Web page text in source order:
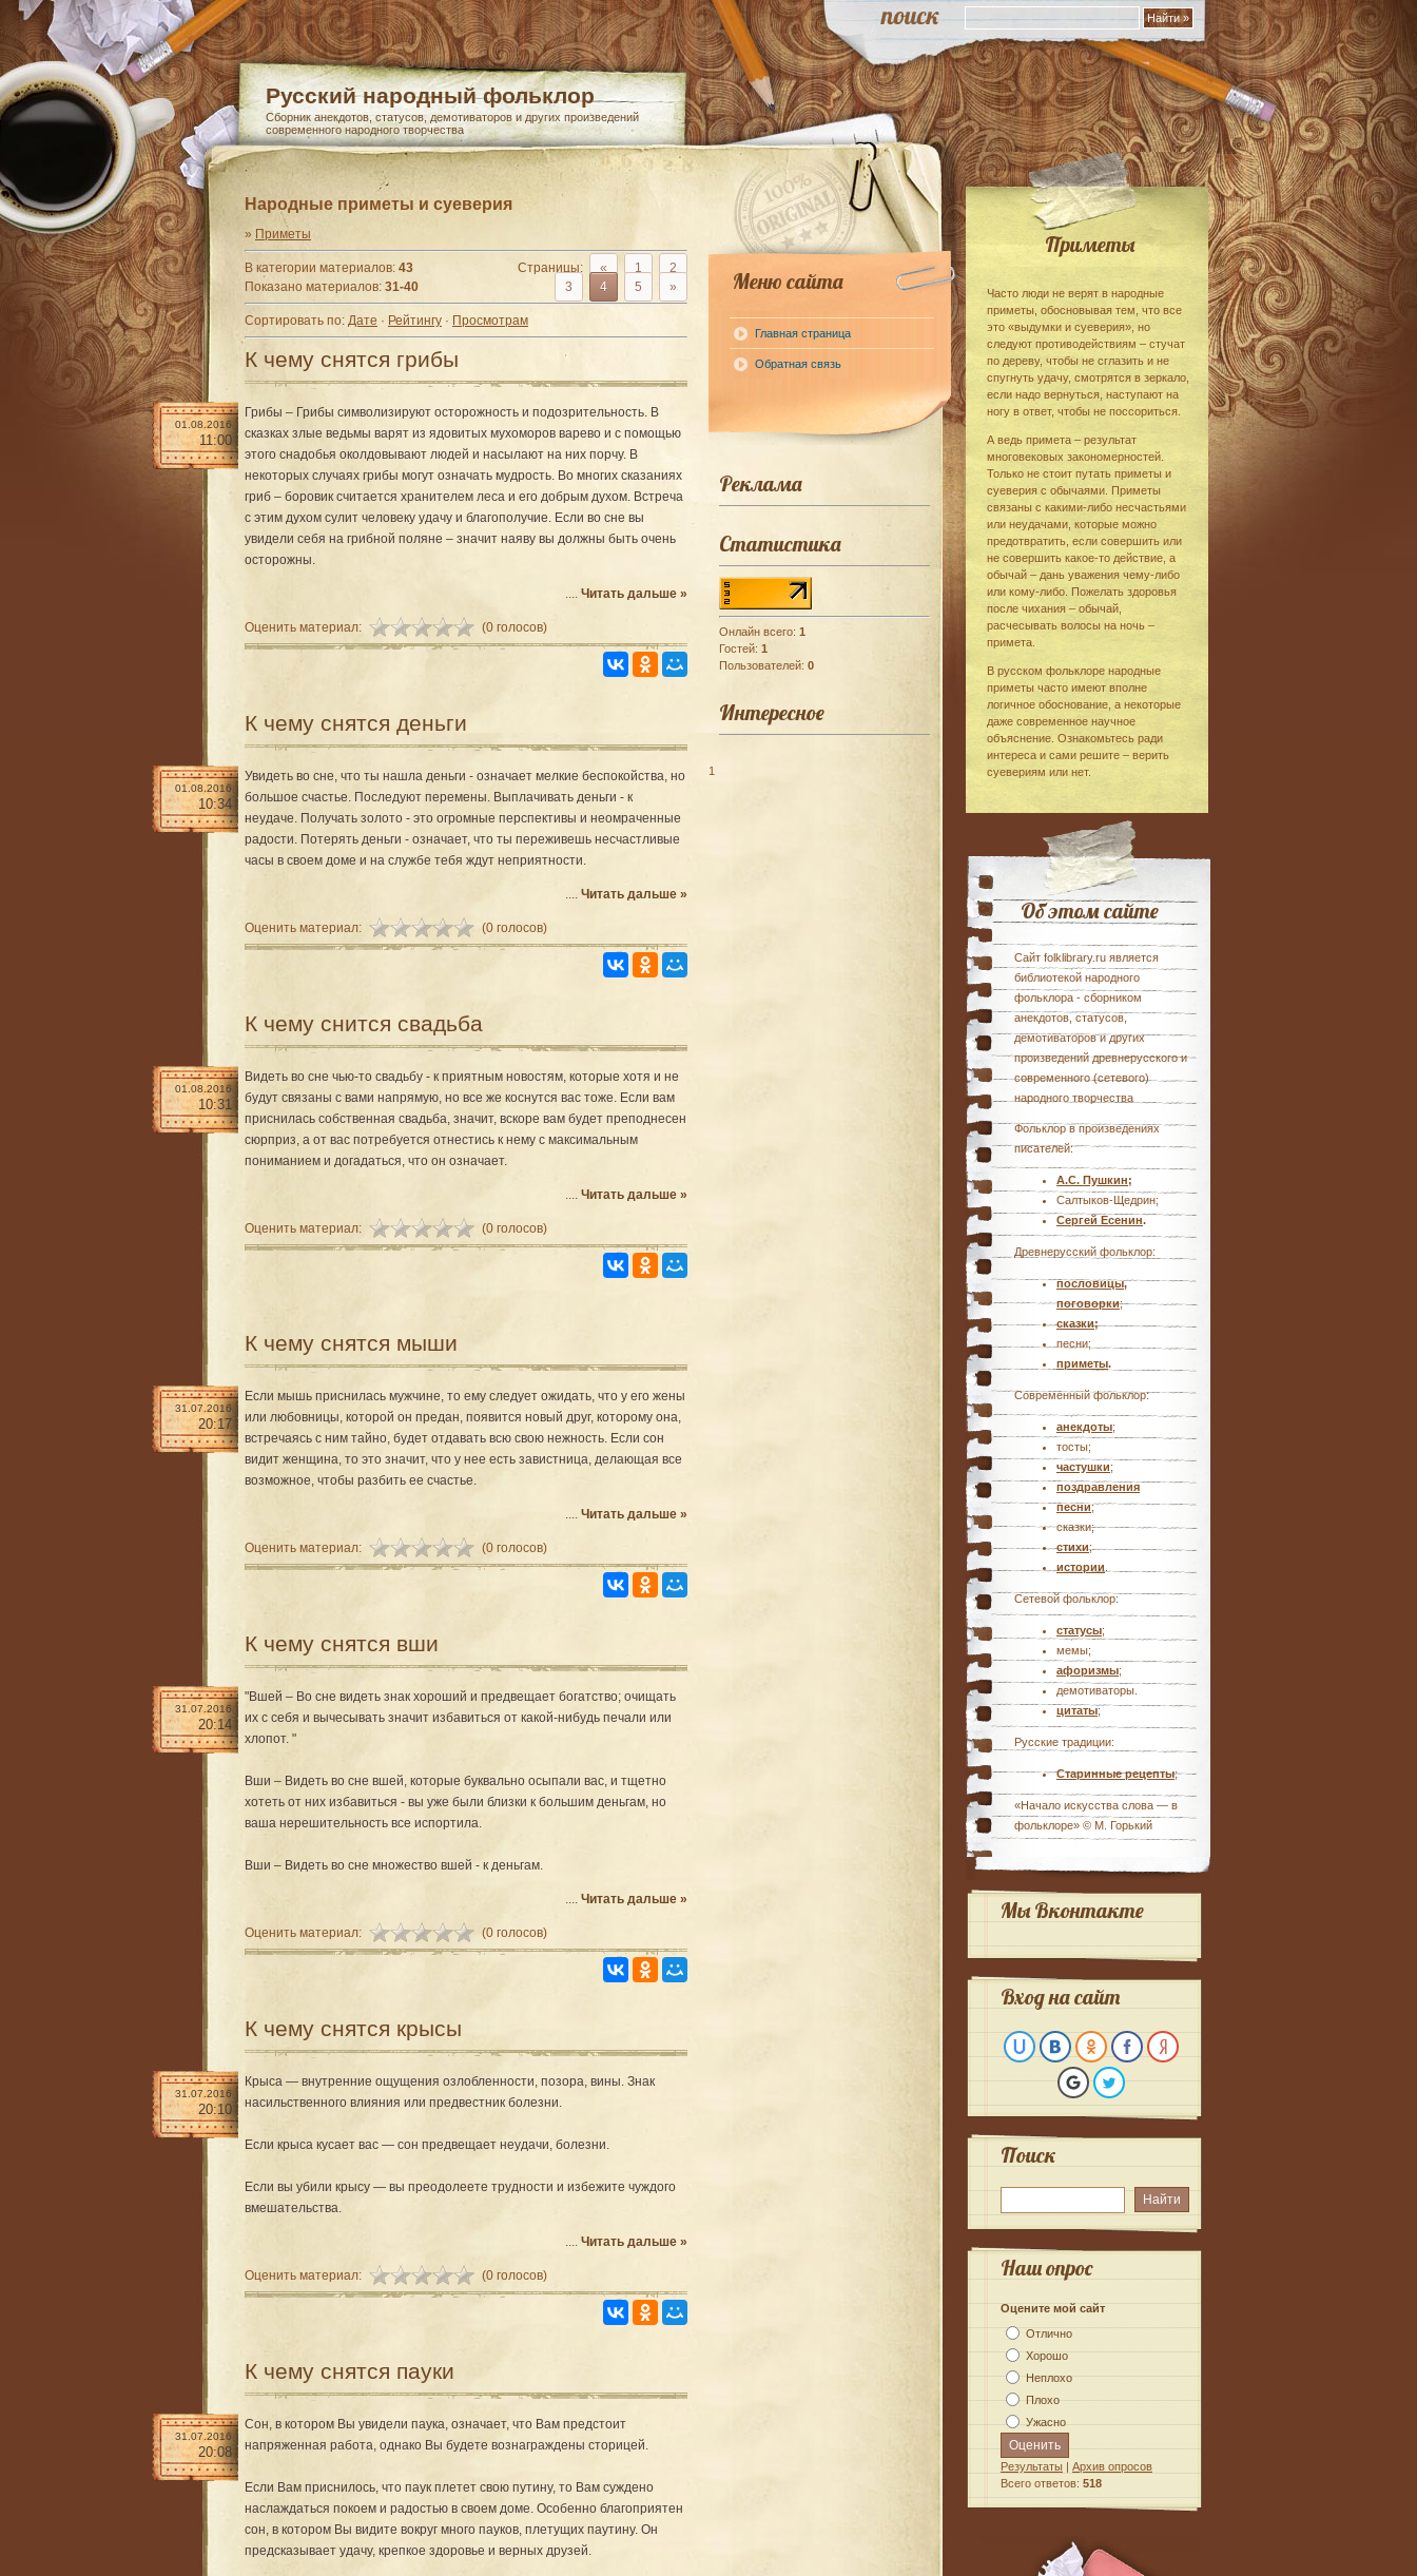
Русский народный фольклор
Сборник анекдотов, статусов, демотиваторов и других произведений
современного народного творчества
Народные приметы и суеверия
» Приметы
В категории материалов: 43
Показано материалов: 31-40
Страницы: « 1
2
3
4 5 »
Сортировать по: Дате · Рейтингу · Просмотрам
К чему снятся грибы
01.08.2016
11:00
Грибы – Грибы символизируют осторожность и подозрительность. В
сказках злые ведьмы варят из ядовитых мухоморов варево и с помощью
этого снадобья околдовывают людей и насылают на них порчу. В
некоторых случаях грибы могут означать мудрость. Во многих сказаниях
гриб – боровик считается хранителем леса и его добрым духом. Встреча
с этим духом сулит человеку удачу и благополучие. Если во сне вы
увидели себя на грибной поляне – значит наяву вы должны быть очень
осторожны.
.... Читать дальше »
Оценить материал: (0 голосов)
К чему снятся деньги
01.08.2016
10:34
Увидеть во сне, что ты нашла деньги - означает мелкие беспокойства, но
большое счастье. Последуют перемены. Выплачивать деньги - к
неудаче. Получать золото - это огромные перспективы и неомраченные
радости. Потерять деньги - означает, что ты переживешь несчастливые
часы в своем доме и на службе тебя ждут неприятности.
.... Читать дальше »
Оценить материал: (0 голосов)
К чему снится свадьба
01.08.2016
10:31
Видеть во сне чью-то свадьбу - к приятным новостям, которые хотя и не
будут связаны с вами напрямую, но все же коснутся вас тоже. Если вам
приснилась собственная свадьба, значит, вскоре вам будет преподнесен
сюрприз, а от вас потребуется отнестись к нему с максимальным
пониманием и догадаться, что он означает.
.... Читать дальше »
Оценить материал: (0 голосов)
К чему снятся мыши
31.07.2016
20:17
Если мышь приснилась мужчине, то ему следует ожидать, что у его жены
или любовницы, которой он предан, появится новый друг, которому она,
встречаясь с ним тайно, будет отдавать всю свою нежность. Если сон
видит женщина, то это значит, что у нее есть завистница, делающая все
возможное, чтобы разбить ее счастье.
.... Читать дальше »
Оценить материал: (0 голосов)
К чему снятся вши
31.07.2016
20:14
"Вшей – Во сне видеть знак хороший и предвещает богатство; очищать
их с себя и вычесывать значит избавиться от какой-нибудь печали или
хлопот. "
Вши – Видеть во сне вшей, которые буквально осыпали вас, и тщетно
хотеть от них избавиться - вы уже были близки к большим деньгам, но
ваша нерешительность все испортила.
Вши – Видеть во сне множество вшей - к деньгам.
.... Читать дальше »
Оценить материал: (0 голосов)
К чему снятся крысы
31.07.2016
20:10
Крыса — внутренние ощущения озлобленности, позора, вины. Знак
насильственного влияния или предвестник болезни.
Если крыса кусает вас — сон предвещает неудачи, болезни.
Если вы убили крысу — вы преодолеете трудности и избежите чуждого
вмешательства.
.... Читать дальше »
Оценить материал: (0 голосов)
К чему снятся пауки
31.07.2016
20:08
Сон, в котором Вы увидели паука, означает, что Вам предстоит
напряженная работа, однако Вы будете вознаграждены сторицей.
Если Вам приснилось, что паук плетет свою путину, то Вам суждено
наслаждаться покоем и радостью в своем доме. Особенно благоприятен
сон, в котором Вы видите вокруг много пауков, плетущих паутину. Он
предсказывает удачу, крепкое здоровье и верных друзей.
Меню сайта
Главная страница
Обратная связь
Реклама
Статистика
Онлайн всего: 1
Гостей: 1
Пользователей: 0
Интересное
1
Приметы
Часто люди не верят в народные
приметы, обосновывая тем, что все
это «выдумки и суеверия», но
следуют противодействиям – стучат
по дереву, чтобы не сглазить и не
спугнуть удачу, смотрятся в зеркало,
если надо вернуться, наступают на
ногу в ответ, чтобы не поссориться.
А ведь примета – результат
многовековых закономерностей.
Только не стоит путать приметы и
суеверия с обычаями. Приметы
связаны с какими-либо несчастьями
или неудачами, которые можно
предотвратить, если совершить или
не совершить какое-то действие, а
обычай – дань уважения чему-либо
или кому-либо. Пожелать здоровья
после чихания – обычай,
расчесывать волосы на ночь –
примета.
В русском фольклоре народные
приметы часто имеют вполне
логичное обоснование, а некоторые
даже современное научное
объяснение. Ознакомьтесь ради
интереса и сами решите – верить
суевериям или нет.
Об этом сайте
Сайт folklibrary.ru является
библиотекой народного
фольклора - сборником
анекдотов, статусов,
демотиваторов и других
произведений древнерусского и
современного (сетевого)
народного творчества
Фольклор в произведениях
писателей:
А.С. Пушкин;
Салтыков-Щедрин;
Сергей Есенин.
Древнерусский фольклор:
пословицы,
поговорки;
сказки;
песни;
приметы.
Современный фольклор:
анекдоты;
тосты;
частушки;
поздравления
песни;
сказки;
стихи;
истории
Сетевой фольклор:
статусы;
мемы;
афоризмы;
демотиваторы.
цитаты;
Русские традиции:
Старинные рецепты;
«Начало искусства слова — в
фольклоре» © М. Горький
Мы Вконтакте
Вход на сайт
Поиск
Наш опрос
Оцените мой сайт
Отлично
Хорошо
Неплохо
Плохо
Ужасно
Результаты
Архив опросов
Всего ответов: 518